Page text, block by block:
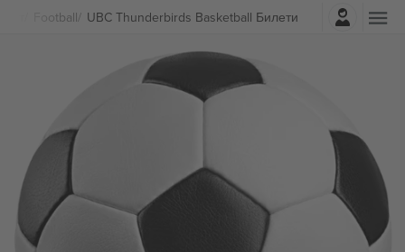
Football UBC Thunderbirds Basketball Билети
Најави се